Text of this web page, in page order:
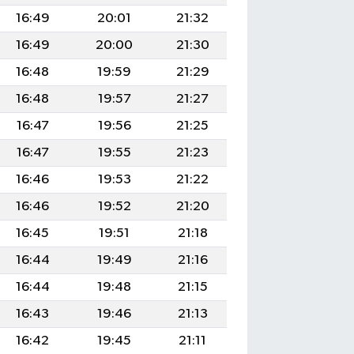
16:49 20:01
21:32
16:49
20:00
21:30
16:48
19:59
21:29
16:48
19:57
21:27
16:47
19:56
21:25
16:47
19:55
21:23
16:46
19:53
21:22
16:46
19:52
21:20
16:45
19:51
21:18
16:44
19:49
21:16
16:44
19:48
21:15
16:43
19:46
21:13
16:42
19:45 21:11